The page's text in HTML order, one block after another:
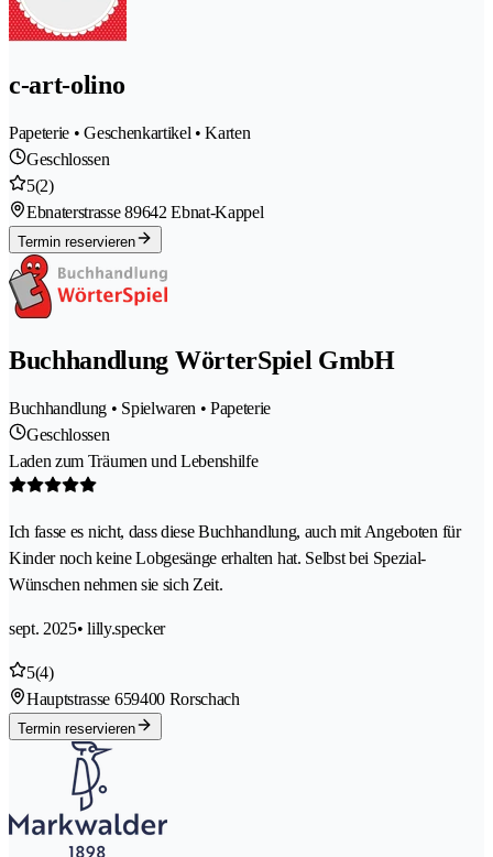
c-art-olino
Papeterie • Geschenkartikel • Karten
Geschlossen
5(2)
Ebnaterstrasse 89642 Ebnat-Kappel
Termin reservieren
Buchhandlung WörterSpiel GmbH
Buchhandlung • Spielwaren • Papeterie
Geschlossen
Laden zum Träumen und Lebenshilfe
Ich fasse es nicht, dass diese Buchhandlung, auch mit Angeboten für
Kinder noch keine Lobgesänge erhalten hat. Selbst bei Spezial-
Wünschen nehmen sie sich Zeit.
sept. 2025• lilly.specker
5(4)
Hauptstrasse 659400 Rorschach
Termin reservieren